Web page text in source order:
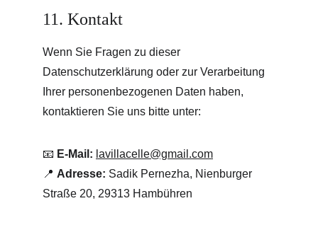
11. Kontakt
Wenn Sie Fragen zu dieser
Datenschutzerklärung oder zur Verarbeitung
Ihrer personenbezogenen Daten haben,
kontaktieren Sie uns bitte unter:
📧 E-Mail: lavillacelle@gmail.com
📍 Adresse: Sadik Pernezha, Nienburger
Straße 20, 29313 Hambühren